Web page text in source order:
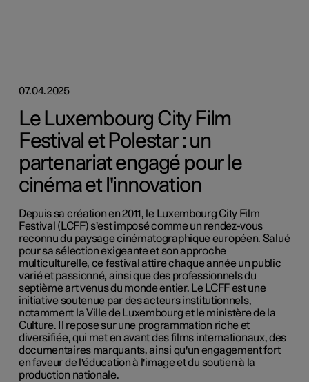
07.04.2025
Le Luxembourg City Film
Festival et Polestar : un
partenariat engagé pour le
cinéma et l'innovation
Depuis sa création en 2011, le Luxembourg City Film
Festival (LCFF) s'est imposé comme un rendez-vous
reconnu du paysage cinématographique européen. Salué
pour sa sélection exigeante et son approche
multiculturelle, ce festival attire chaque année un public
varié et passionné, ainsi que des professionnels du
septième art venus du monde entier. Le LCFF est une
initiative soutenue par des acteurs institutionnels,
notamment la Ville de Luxembourg et le ministère de la
Culture. Il repose sur une programmation riche et
diversifiée, qui met en avant des films internationaux, des
documentaires marquants, ainsi qu'un engagement fort
en faveur de l'éducation à l'image et du soutien à la
production nationale.